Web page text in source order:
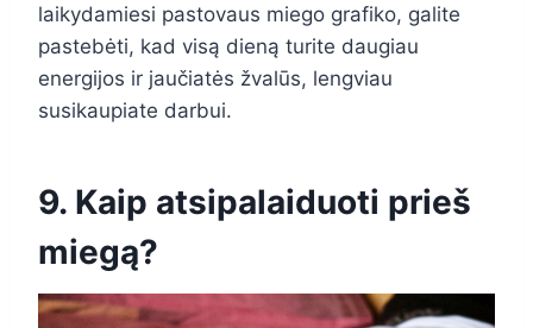
laikydamiesi pastovaus miego grafiko, galite
pastebėti, kad visą dieną turite daugiau
energijos ir jaučiatės žvalūs, lengviau
susikaupiate darbui.
9. Kaip atsipalaiduoti prieš
miegą?